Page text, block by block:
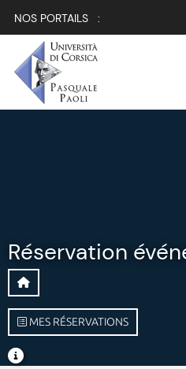
NOS PORTAILS :
Réservation
MES RÉSERVATIONS